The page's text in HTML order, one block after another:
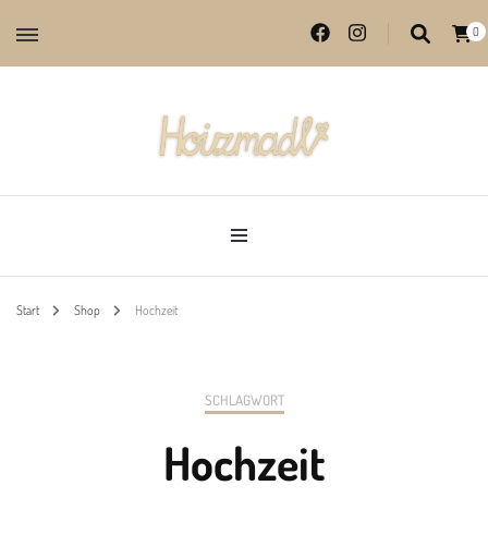
0
Hoizmadl
Start Shop Hochzeit
SCHLAGWORT
Hochzeit